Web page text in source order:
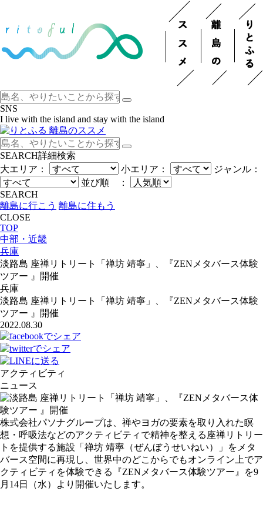
SNS
I live with the island and stay with the island
SEARCH詳細検索
大エリア：
小エリア：
ジャンル：
並び順 ：
SEARCH
離島に行こう 離島に住もう
CLOSE
TOP
中部・近畿
兵庫
淡路島 座禅リトリート「禅坊 靖寧」、『ZENメタバース体験
ツアー 』開催
兵庫
淡路島 座禅リトリート「禅坊 靖寧」、『ZENメタバース体験
ツアー 』開催
2022.08.30
アクティビティ
ニュース
株式会社パソナグループは、禅やヨガの要素を取り入れた瞑
想・呼吸法などのアクティビティで精神を整える座禅リトリー
トを提供する施設「禅坊 靖寧（ぜんぼうせいねい）」をメタ
バース空間に再現し、世界中のどこからでもオンライン上でア
クティビティを体験できる『ZENメタバース体験ツアー』を9
月14日（水）より開催いたします。